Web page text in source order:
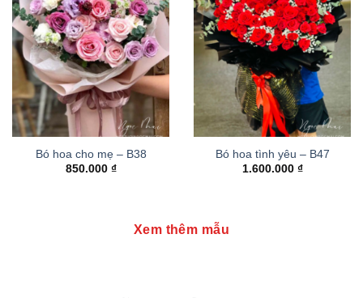
Bó hoa cho mẹ – B38
850.000 ₫
Bó hoa tình yêu – B47
1.600.000 ₫
Xem thêm mẫu